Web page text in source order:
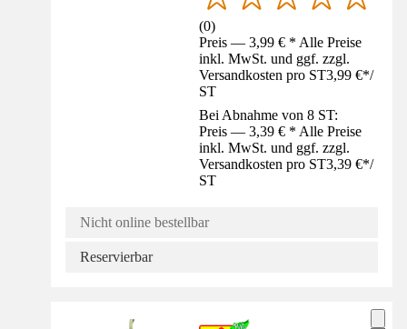
(0)
Preis — 3,99 € * Alle Preise
inkl. MwSt. und ggf. zzgl.
Versandkosten pro ST3,99 €*/
ST
Bei Abnahme von 8 ST:
Preis — 3,39 € * Alle Preise
inkl. MwSt. und ggf. zzgl.
Versandkosten pro ST3,39 €*/
ST
Nicht online bestellbar
Reservierbar